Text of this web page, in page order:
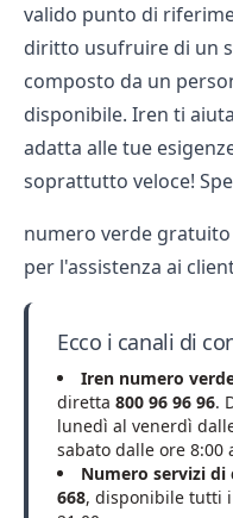
valido punto di
diritto usufruire di un
composto da un
disponibile. Iren ti
adatta alle tue
soprattutto veloce!
numero verde gratuito
per l'assistenza ai
Ecco i canali di
Iren numero
diretta 800 96 96 96.
lunedì al venerdì
sabato dalle ore 8:00
Numero servizi
668, disponibile tutti